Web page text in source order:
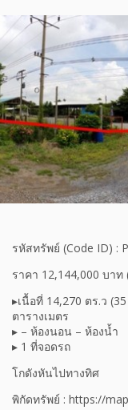
รหัสทรัพย์ (Code ID) :
ราคา 12,144,000 บาท
▸เนื้อที่ 14,270 ตร.ว
ตารางเมตร
▸ – ห้องนอน – ห้องน้ำ
▸ 1 ที่จอดรถ
โกดังหันไปทางทิศ
พิกัดทรัพย์ : https://